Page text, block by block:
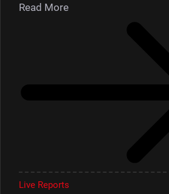
Read More
Live Reports